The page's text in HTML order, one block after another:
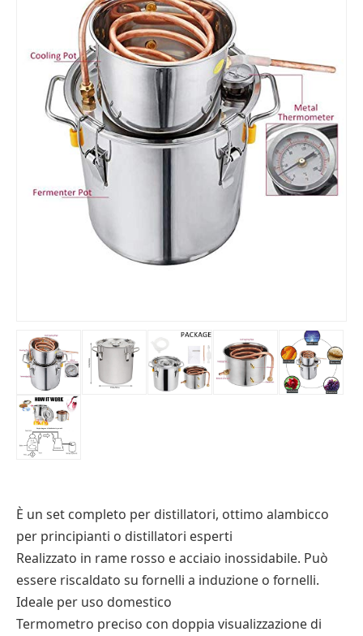
È un set completo per distillatori, ottimo alambicco
per principianti o distillatori esperti
Realizzato in rame rosso e acciaio inossidabile. Può
essere riscaldato su fornelli a induzione o fornelli.
Ideale per uso domestico
Termometro preciso con doppia visualizzazione di